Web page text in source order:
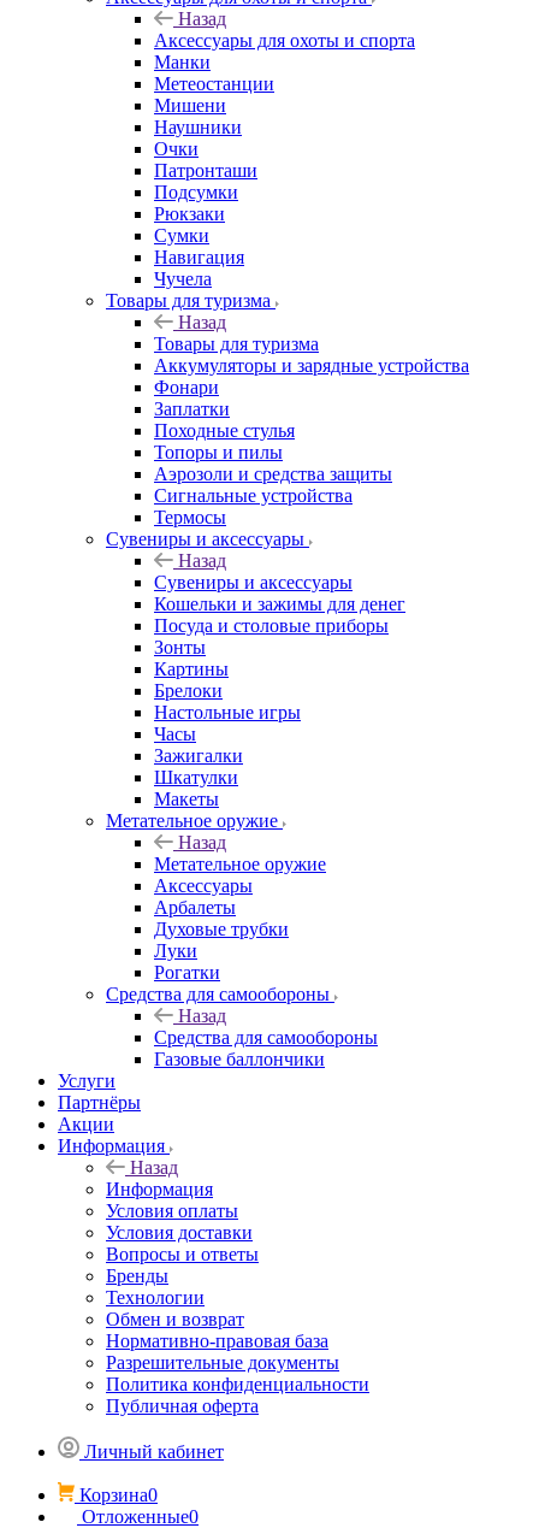
Назад
Аксессуары для охоты и спорта
Манки
Метеостанции
Мишени
Наушники
Очки
Патронташи
Подсумки
Рюкзаки
Сумки
Навигация
Чучела
Товары для туризма
Назад
Товары для туризма
Аккумуляторы и зарядные устройства
Фонари
Заплатки
Походные стулья
Топоры и пилы
Аэрозоли и средства защиты
Сигнальные устройства
Термосы
Сувениры и аксессуары
Назад
Сувениры и аксессуары
Кошельки и зажимы для денег
Посуда и столовые приборы
Зонты
Картины
Брелоки
Настольные игры
Часы
Зажигалки
Шкатулки
Макеты
Метательное оружие
Назад
Метательное оружие
Аксессуары
Арбалеты
Духовые трубки
Луки
Рогатки
Средства для самообороны
Назад
Средства для самообороны
Газовые баллончики
Услуги
Партнёры
Акции
Информация
Назад
Информация
Условия оплаты
Условия доставки
Вопросы и ответы
Бренды
Технологии
Обмен и возврат
Нормативно-правовая база
Разрешительные документы
Политика конфиденциальности
Публичная оферта
Личный кабинет
Корзина0
Отложенные0